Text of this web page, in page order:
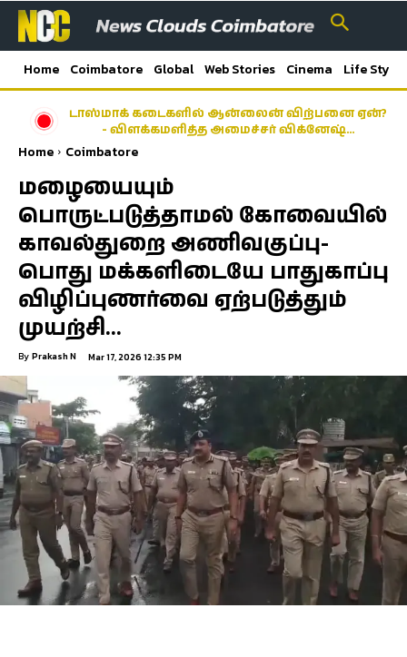
Home Coimbatore Global Web Stories Cinema Life Style
டாஸ்மாக் கடைகளில் ஆன்லைன் விற்பனை ஏன்?
- விளக்கமளித்த அமைச்சர் விக்னேஷ்…
Home Coimbatore
மழையையும்
பொருட்படுத்தாமல் கோவையில்
காவல்துறை அணிவகுப்பு-
பொது மக்களிடையே பாதுகாப்பு
விழிப்புணர்வை ஏற்படுத்தும்
முயற்சி…
By Prakash N Mar 17, 2026 12:35 PM